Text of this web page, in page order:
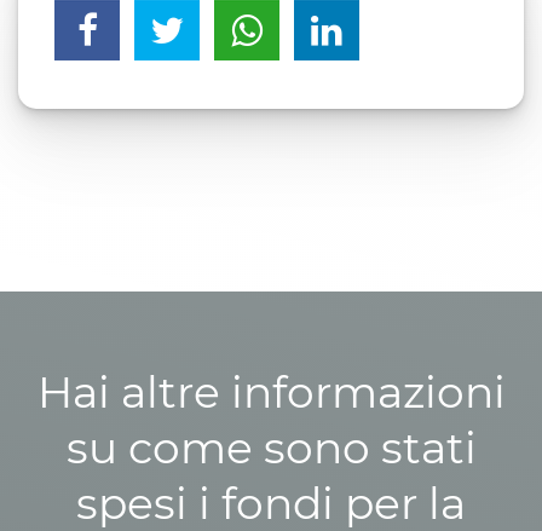
Hai altre informazioni
su come sono stati
spesi i fondi per la